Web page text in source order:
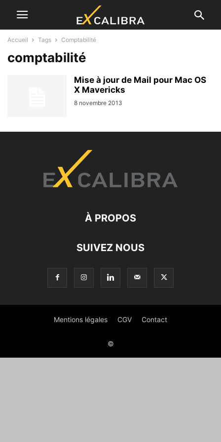
Accueil Tags Comptabilité
comptabilité
Mise à jour de Mail pour Mac OS
X Mavericks
8 novembre 2013
À PROPOS
SUIVEZ NOUS
Mentions légales CGV Contact
©